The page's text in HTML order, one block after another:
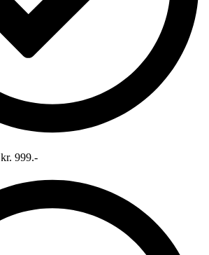
999.-